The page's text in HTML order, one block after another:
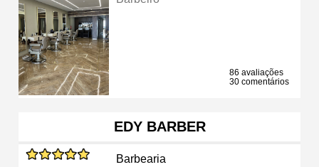
86 avaliações
30 comentários
EDY BARBER
Barbearia